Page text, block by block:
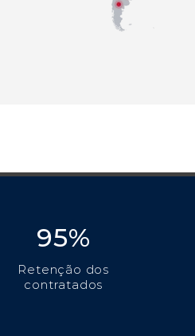
95%
Retenção dos
contratados